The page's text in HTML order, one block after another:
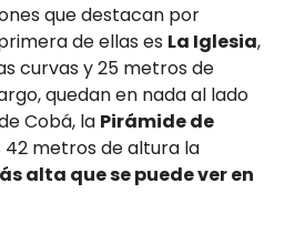
que destacan por
de ellas es La Iglesia,
curvas y 25 metros de
quedan en nada al lado
Cobá, la Pirámide de
42 metros de altura la
alta que se puede ver en